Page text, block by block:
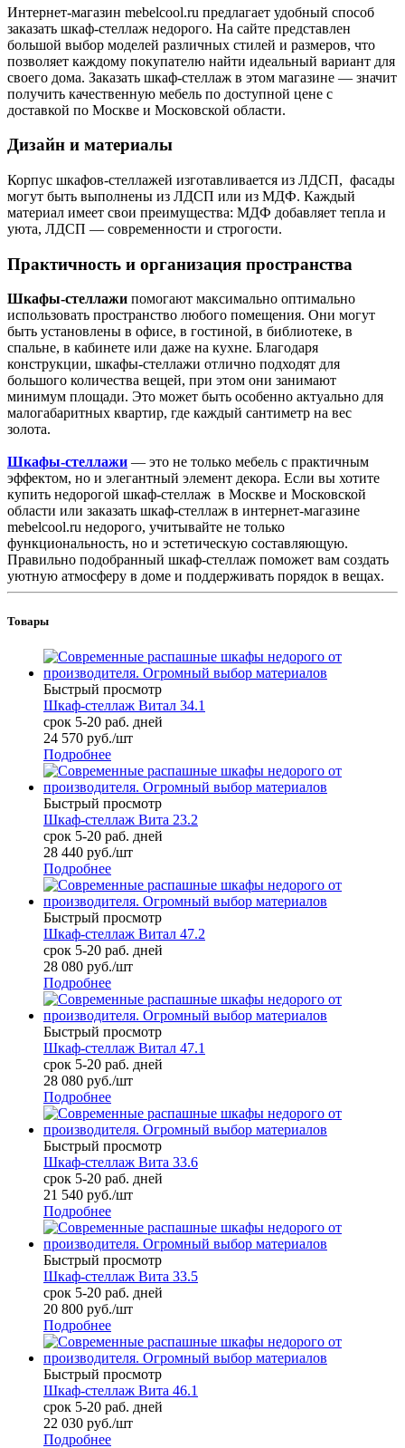
Интернет-магазин mebelcool.ru предлагает удобный способ
заказать шкаф-стеллаж недорого. На сайте представлен
большой выбор моделей различных стилей и размеров, что
позволяет каждому покупателю найти идеальный вариант для
своего дома. Заказать шкаф-стеллаж в этом магазине — значит
получить качественную мебель по доступной цене с
доставкой по Москве и Московской области.
Дизайн и материалы
Корпус шкафов-стеллажей изготавливается из ЛДСП, фасады
могут быть выполнены из ЛДСП или из МДФ. Каждый
материал имеет свои преимущества: МДФ добавляет тепла и
уюта, ЛДСП — современности и строгости.
Практичность и организация пространства
Шкафы-стеллажи помогают максимально оптимально
использовать пространство любого помещения. Они могут
быть установлены в офисе, в гостиной, в библиотеке, в
спальне, в кабинете или даже на кухне. Благодаря
конструкции, шкафы-стеллажи отлично подходят для
большого количества вещей, при этом они занимают
минимум площади. Это может быть особенно актуально для
малогабаритных квартир, где каждый сантиметр на вес
золота.
Шкафы-стеллажи — это не только мебель с практичным
эффектом, но и элегантный элемент декора. Если вы хотите
купить недорогой шкаф-стеллаж в Москве и Московской
области или заказать шкаф-стеллаж в интернет-магазине
mebelcool.ru недорого, учитывайте не только
функциональность, но и эстетическую составляющую.
Правильно подобранный шкаф-стеллаж поможет вам создать
уютную атмосферу в доме и поддерживать порядок в вещах.
Товары
Быстрый просмотр
Шкаф-стеллаж Витал 34.1
срок 5-20 раб. дней
24 570 руб./шт
Подробнее
Быстрый просмотр
Шкаф-стеллаж Вита 23.2
срок 5-20 раб. дней
28 440 руб./шт
Подробнее
Быстрый просмотр
Шкаф-стеллаж Витал 47.2
срок 5-20 раб. дней
28 080 руб./шт
Подробнее
Быстрый просмотр
Шкаф-стеллаж Витал 47.1
срок 5-20 раб. дней
28 080 руб./шт
Подробнее
Быстрый просмотр
Шкаф-стеллаж Вита 33.6
срок 5-20 раб. дней
21 540 руб./шт
Подробнее
Быстрый просмотр
Шкаф-стеллаж Вита 33.5
срок 5-20 раб. дней
20 800 руб./шт
Подробнее
Быстрый просмотр
Шкаф-стеллаж Вита 46.1
срок 5-20 раб. дней
22 030 руб./шт
Подробнее